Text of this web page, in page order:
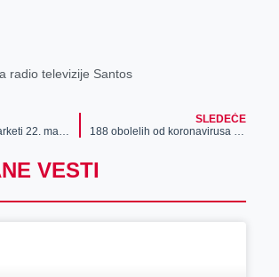
radio televizije Santos
Dežurni PerSu marketi 22. marta za najstarije sugrađane
SLEDEĆE
188 obolelih od koronavirusa u Srbiji
VESTI